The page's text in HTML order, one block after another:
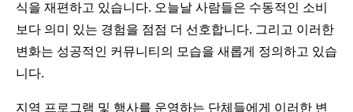
식을 재편하고 있습니다. 오늘날 사람들은 수동적인 소비
보다 의미 있는 경험을 점점 더 선호합니다. 그리고 이러한
변화는 성공적인 커뮤니티의 모습을 새롭게 정의하고 있습
니다.
지역 프로그램 및 행사를 운영하는 단체들에게 이러한 변